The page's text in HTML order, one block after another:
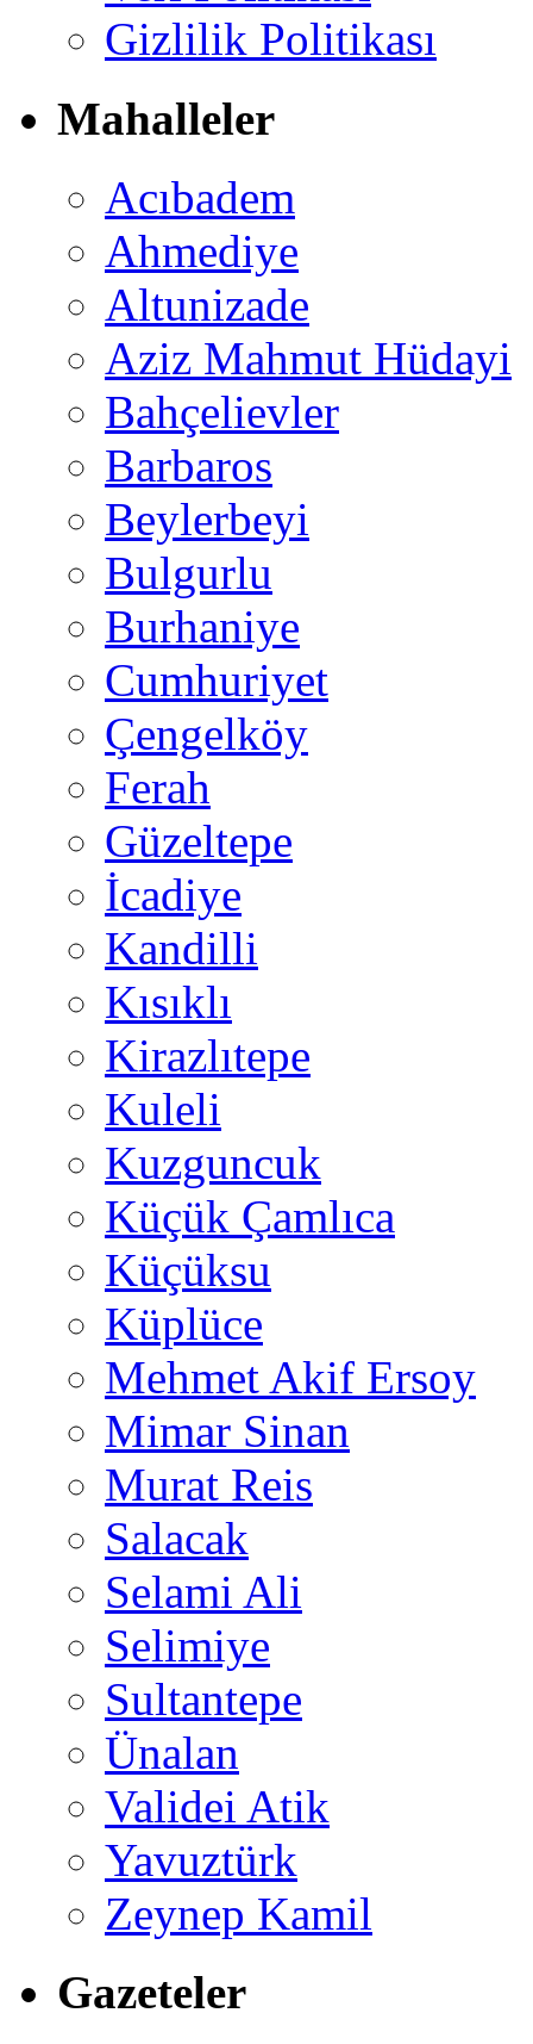
Gizlilik Politikası
Mahalleler
Acıbadem
Ahmediye
Altunizade
Aziz Mahmut Hüdayi
Bahçelievler
Barbaros
Beylerbeyi
Bulgurlu
Burhaniye
Cumhuriyet
Çengelköy
Ferah
Güzeltepe
İcadiye
Kandilli
Kısıklı
Kirazlıtepe
Kuleli
Kuzguncuk
Küçük Çamlıca
Küçüksu
Küplüce
Mehmet Akif Ersoy
Mimar Sinan
Murat Reis
Salacak
Selami Ali
Selimiye
Sultantepe
Ünalan
Validei Atik
Yavuztürk
Zeynep Kamil
Gazeteler